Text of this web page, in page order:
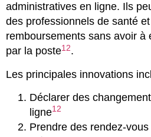
administratives en ligne. Ils
des professionnels de santé
remboursements sans avoir à
par la poste12.
Les principales innovations
Déclarer des
ligne12
Prendre des rendez-